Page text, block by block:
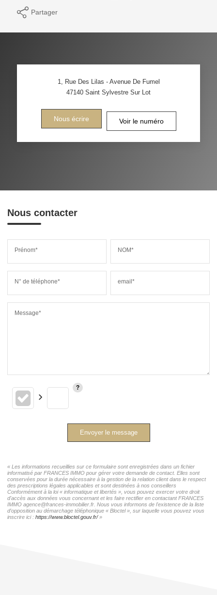
Partager
1, Rue Des Lilas - Avenue De Fumel
47140 Saint Sylvestre Sur Lot
Nous écrire Voir le numéro
Nous contacter
Prénom* NOM*
N° de téléphone* email*
Message*
Envoyer le message
« Les informations recueillies sur ce formulaire sont enregistrées dans un fichier
informatisé par FRANCES IMMO pour gérer votre demande de contact. Elles sont
conservées pour la durée nécessaire à la gestion de la relation client dans le respect
des prescriptions légales applicables et sont destinées à nos conseillers
Conformément à la loi « informatique et libertés », vous pouvez exercer votre droit
d'accès aux données vous concernant et les faire rectifier en contactant FRANCES
IMMO agence@frances-immobilier.fr. Nous vous informons de l'existence de la liste
d'opposition au démarchage téléphonique « Bloctel », sur laquelle vous pouvez vous
inscrire ici : https://www.bloctel.gouv.fr/»